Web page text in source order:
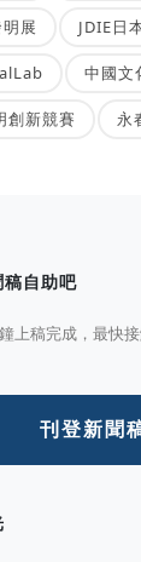
展 JDIE日
中國文
創新競賽 永
稿自助吧
上稿完成，最快
刊登新聞